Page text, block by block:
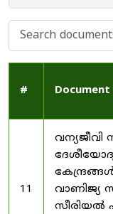
#
11
വാണിജ്യ
സീരിയൽ